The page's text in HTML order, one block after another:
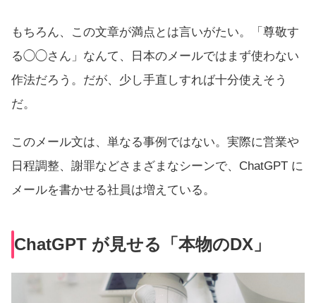
もちろん、この文章が満点とは言いがたい。「尊敬す
る◯◯さん」なんて、日本のメールではまず使わない
作法だろう。だが、少し手直しすれば十分使えそう
だ。
このメール文は、単なる事例ではない。実際に営業や
日程調整、謝罪などさまざまなシーンで、ChatGPT に
メールを書かせる社員は増えている。
ChatGPT が見せる「本物のDX」